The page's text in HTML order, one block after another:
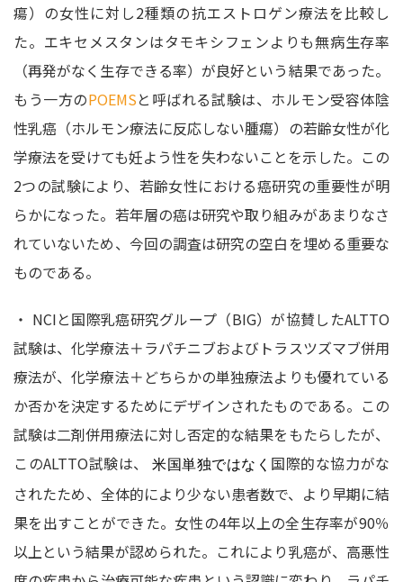
瘍）の女性に対し2種類の抗エストロゲン療法を比較し
た。エキセメスタンはタモキシフェンよりも無病生存率
（再発がなく生存できる率）が良好という結果であった。
もう一方のPOEMSと呼ばれる試験は、ホルモン受容体陰
性乳癌（ホルモン療法に反応しない腫瘍）の若齢女性が化
学療法を受けても妊よう性を失わないことを示した。この
2つの試験により、若齢女性における癌研究の重要性が明
らかになった。若年層の癌は研究や取り組みがあまりなさ
れていないため、今回の調査は研究の空白を埋める重要な
ものである。
・ NCIと国際乳癌研究グループ（BIG）が協賛したALTTO
試験は、化学療法＋ラパチニブおよびトラスツズマブ併用
療法が、化学療法＋どちらかの単独療法よりも優れている
か否かを決定するためにデザインされたものである。この
試験は二剤併用療法に対し否定的な結果をもたらしたが、
このALTTO試験は、米国単独ではなく 国際的な協力がな
されたため、全体的により少ない患者数で、より早期に結
果を出すことができた。女性の4年以上の全生存率が90％
以上という結果が認められた。これにより乳癌が、高悪性